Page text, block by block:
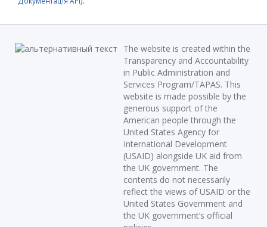
The website is created within the
Transparency and Accountability
in Public Administration and
Services Program/TAPAS. This
website is made possible by the
generous support of the
American people through the
United States Agency for
International Development
(USAID) alongside UK aid from
the UK government. The
contents do not necessarily
reflect the views of USAID or the
United States Government and
the UK government’s official